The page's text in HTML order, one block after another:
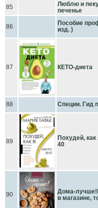
85
Люблю и
печенье
86
Пособие
изд. )
87 КЕТО-диета
88 Специи. Гид
89
Похудей,
40
90
Дома-
в магазине,